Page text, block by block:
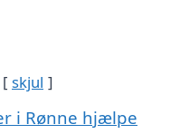
skjul
i Rønne hjælpe